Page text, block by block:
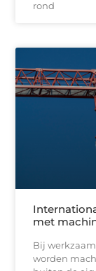
rond
met
Bij
worden